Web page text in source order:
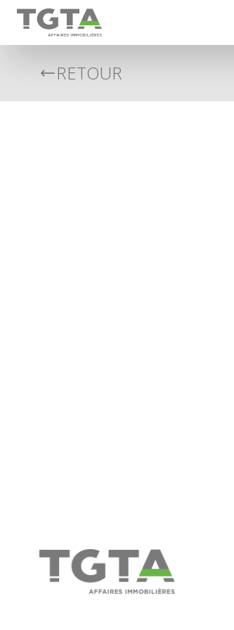
TGTA
RETOUR